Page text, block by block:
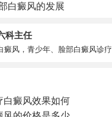
白癜风的发展
科主任
癜风，青少年、脸部白癜风诊疗
白癜风效果如何